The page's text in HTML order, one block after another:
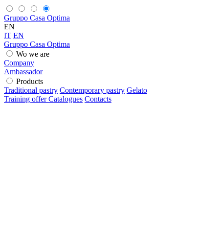
Gruppo Casa Optima
EN
IT EN
Gruppo Casa Optima
Wo we are
Company
Ambassador
Products
Traditional pastry Contemporary pastry Gelato
Training offerCatalogues Contacts